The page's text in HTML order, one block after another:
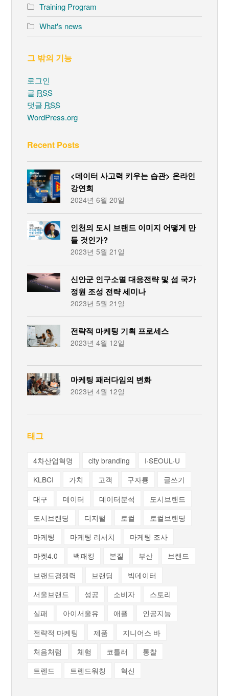
Training Program
What's news
그 밖의 기능
로그인
글 RSS
댓글 RSS
WordPress.org
Recent Posts
<데이터 사고력 키우는 습관> 온라인
강연회
2024년 6월 20일
인천의 도시 브랜드 이미지 어떻게 만
들 것인가?
2023년 5월 21일
신안군 인구소멸 대응전략 및 섬 국가
정원 조성 전략 세미나
2023년 5월 21일
전략적 마케팅 기획 프로세스
2023년 4월 12일
마케팅 패러다임의 변화
2023년 4월 12일
태그
4차산업혁명 city branding
I·SEOUL·U
KLBCI
가치 고객 구자룡
글쓰기
대구
데이터 데이터분석
도시브랜드
도시브랜딩
디지털 로컬
로컬브랜딩
마케팅
마케팅 리서치
마케팅 조사
마켓4.0
백패킹 본질 부산
브랜드
브랜드경쟁력
브랜딩
빅데이터
서울브랜드
성공 소비자
스토리
실패
아이서울유 애플
인공지능
전략적 마케팅
제품
지니어스 바
처음처럼
체험 코틀러
통찰
트렌드
트렌드워칭 혁신